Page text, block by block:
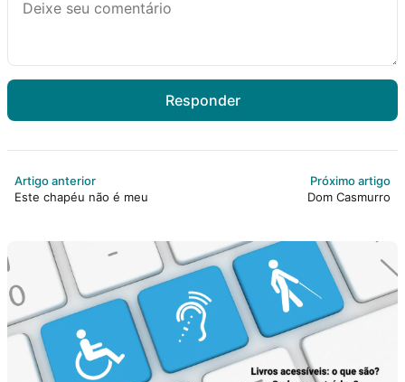
Responder
Artigo anterior
Este chapéu não é meu
Próximo artigo
Dom Casmurro